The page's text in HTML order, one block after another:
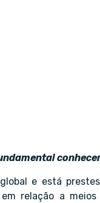
e está
relação a